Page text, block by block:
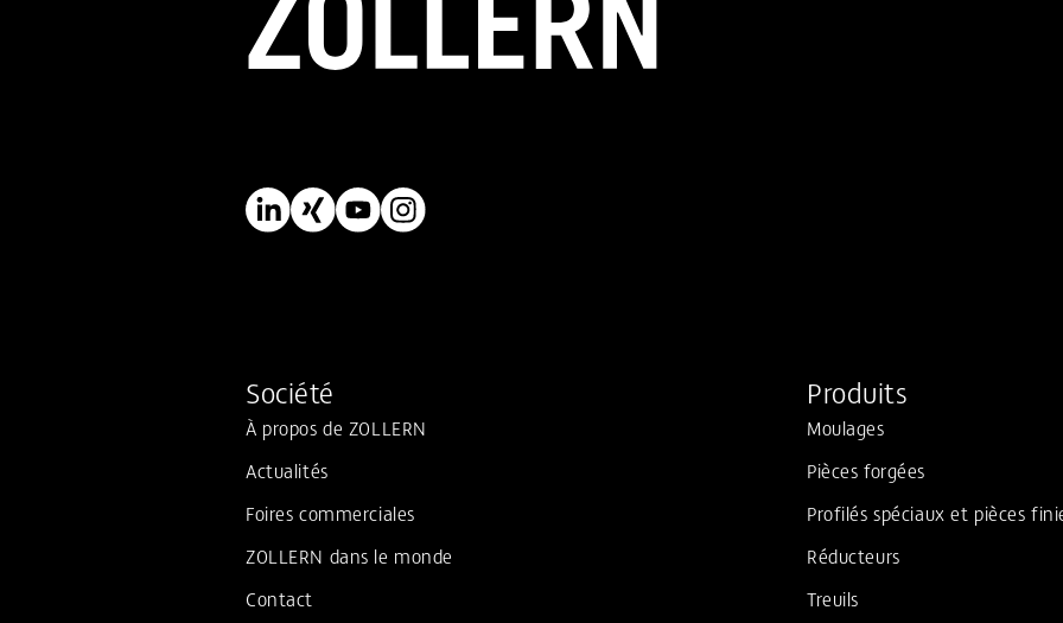
Société
À propos de ZOLLERN
Actualités
Foires commerciales
ZOLLERN dans le monde
Contact
Produits
Moulages
Pièces forgées
Profilés spéciaux et pièces
Réducteurs
Treuils